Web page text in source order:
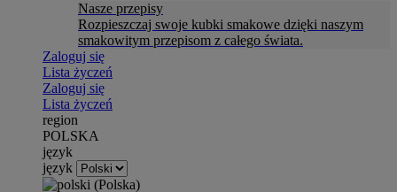
Nasze przepisy
Rozpieszczaj swoje kubki smakowe dzięki naszym
smakowitym przepisom z całego świata.
Zaloguj się
Lista życzeń
Zaloguj się
Lista życzeń
region
POLSKA
język
język